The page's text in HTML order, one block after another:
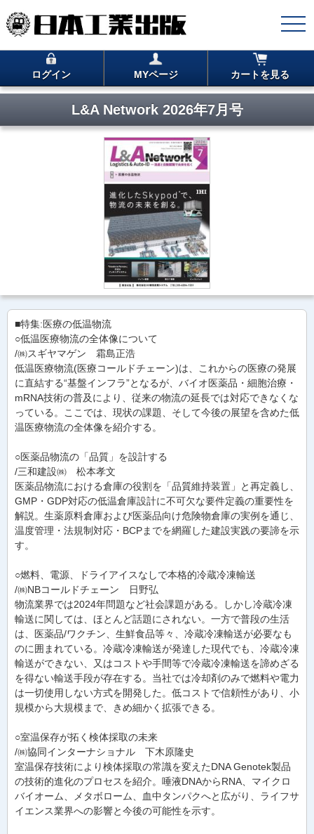
ログイン MYページ カートを見る
L&A Network 2026年7月号
■特集:医療の低温物流
○低温医療物流の全体像について
/㈱スギヤマゲン 霜島正浩
低温医療物流(医療コールドチェーン)は、これからの医療の発展
に直結する“基盤インフラ”となるが、バイオ医薬品・細胞治療・
mRNA技術の普及により、従来の物流の延長では対応できなくな
っている。ここでは、現状の課題、そして今後の展望を含めた低
温医療物流の全体像を紹介する。
○医薬品物流の「品質」を設計する
/三和建設㈱ 松本孝文
医薬品物流における倉庫の役割を「品質維持装置」と再定義し、
GMP・GDP対応の低温倉庫設計に不可欠な要件定義の重要性を
解説。生薬原料倉庫および医薬品向け危険物倉庫の実例を通じ、
温度管理・法規制対応・BCPまでを網羅した建設実践の要諦を示
す。
○燃料、電源、ドライアイスなしで本格的冷蔵冷凍輸送
/㈱NBコールドチェーン 日野弘
物流業界では2024年問題など社会課題がある。しかし冷蔵冷凍
輸送に関しては、ほとんど話題にされない。一方で普段の生活
は、医薬品/ワクチン、生鮮食品等々、冷蔵冷凍輸送が必要なも
のに囲まれている。冷蔵冷凍輸送が発達した現代でも、冷蔵冷凍
輸送ができない、又はコストや手間等で冷蔵冷凍輸送を諦めざる
を得ない輸送手段が存在する。当社では冷却剤のみで燃料や電力
は一切使用しない方式を開発した。低コストで信頼性があり、小
規模から大規模まで、きめ細かく拡張できる。
○室温保存が拓く検体採取の未来
/㈱協同インターナショナル 下木原隆史
室温保存技術により検体採取の常識を変えたDNA Genotek製品
の技術的進化のプロセスを紹介。唾液DNAからRNA、マイクロ
バイオーム、メタボローム、血中タンパクへと広がり、ライフサ
イエンス業界への影響と今後の可能性を示す。